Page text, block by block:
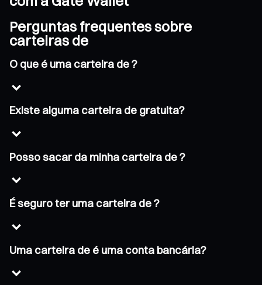
Perguntas frequentes sobre
carteiras de
O que é uma carteira de ?
Existe alguma carteira de gratuita?
Posso sacar da minha carteira de ?
É seguro ter uma carteira de ?
Uma carteira de é uma conta bancária?